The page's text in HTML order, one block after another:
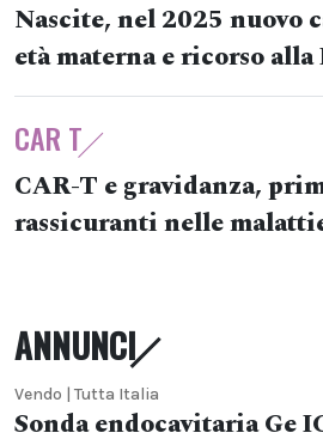
Nascite, nel 2025 nuovo
età materna e ricorso alla
CAR T
CAR-T e gravidanza,
rassicuranti nelle
ANNUNCI
Vendo | Tutta Italia
Sonda endocavitaria Ge